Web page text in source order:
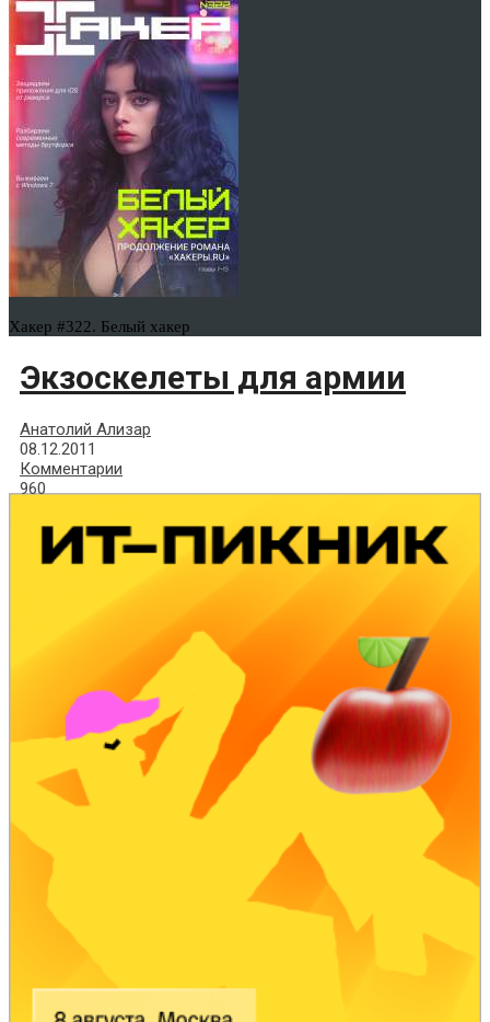
Хакер #322. Белый хакер
Экзоскелеты для армии
Анатолий Ализар
08.12.2011
Комментарии
960